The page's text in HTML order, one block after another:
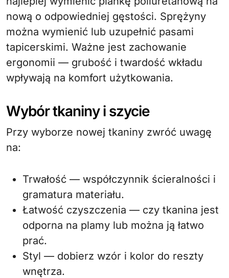
nową o odpowiedniej gęstości. Sprężyny
można wymienić lub uzupełnić pasami
tapicerskimi. Ważne jest zachowanie
ergonomii — grubość i twardość wkładu
wpływają na komfort użytkowania.
Wybór tkaniny i szycie
Przy wyborze nowej tkaniny zwróć uwagę
na:
Trwałość — współczynnik ścieralności i
gramatura materiału.
Łatwość czyszczenia — czy tkanina jest
odporna na plamy lub można ją łatwo
prać.
Styl — dobierz wzór i kolor do reszty
wnętrza.